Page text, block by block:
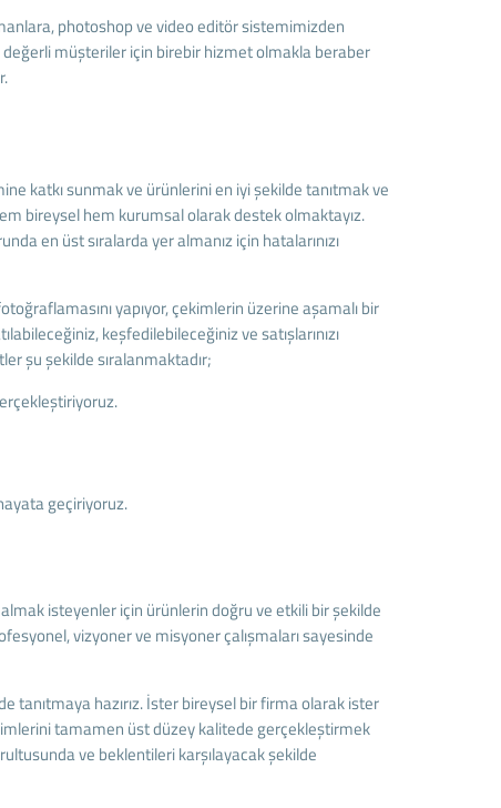
photoshop ve video editör sistemimizden
müşteriler için birebir hizmet olmakla beraber
katkı sunmak ve ürünlerini en iyi şekilde tanıtmak ve
bireysel hem kurumsal olarak destek olmaktayız.
en üst sıralarda yer almanız için hatalarınızı
yapıyor, çekimlerin üzerine aşamalı bir
keşfedilebileceğiniz ve satışlarınızı
şu şekilde sıralanmaktadır;
geçiriyoruz.
isteyenler için ürünlerin doğru ve etkili bir şekilde
vizyoner ve misyoner çalışmaları sayesinde
tanıtmaya hazırız. İster bireysel bir firma olarak ister
tamamen üst düzey kalitede gerçekleştirmek
ve beklentileri karşılayacak şekilde